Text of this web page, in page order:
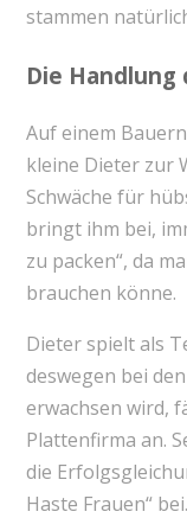
stammen
Die Handlung
Auf einem
kleine Dieter zur
Schwäche für
bringt ihm bei,
zu packen“, da
brauchen könne.
Dieter spielt als
deswegen bei
erwachsen wird,
Plattenfirma an.
die
Haste Frauen“